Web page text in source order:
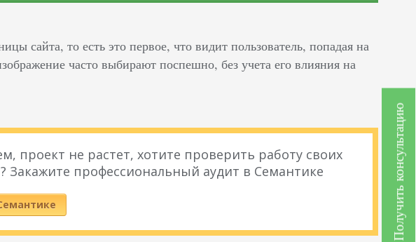
сайта, то есть это первое, что видит пользователь, попадая на
часто выбирают поспешно, без учета его влияния на
проект не растет, хотите проверить работу своих
профессиональный аудит в Семантике
Получить консультацию